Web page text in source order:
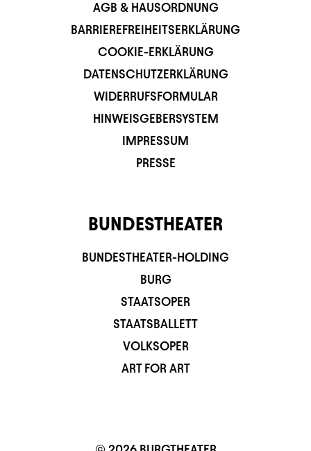
AGB & HAUSORDNUNG
BARRIEREFREIHEITSERKLÄRUNG
COOKIE-ERKLÄRUNG
DATENSCHUTZERKLÄRUNG
WIDERRUFSFORMULAR
HINWEISGEBERSYSTEM
IMPRESSUM
PRESSE
BUNDESTHEATER
BUNDESTHEATER-HOLDING
BURG
STAATSOPER
STAATSBALLETT
VOLKSOPER
ART FOR ART